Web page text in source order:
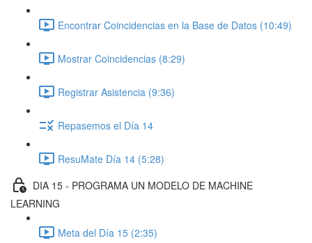
Encontrar Coincidencias en la Base de Datos (10:49)
Mostrar Coincidencias (8:29)
Registrar Asistencia (9:36)
Repasemos el Día 14
ResuMate Día 14 (5:28)
DIA 15 - PROGRAMA UN MODELO DE MACHINE
LEARNING
Meta del Día 15 (2:35)